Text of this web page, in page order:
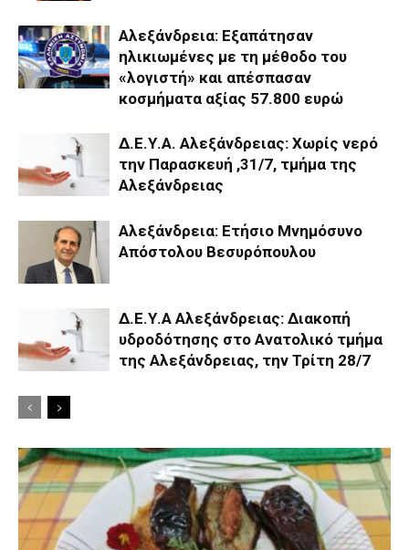
Αλεξάνδρεια: Εξαπάτησαν
ηλικιωμένες με τη μέθοδο του
«λογιστή» και απέσπασαν
κοσμήματα αξίας 57.800 ευρώ
Δ.Ε.Υ.Α. Αλεξάνδρειας: Χωρίς νερό
την Παρασκευή ,31/7, τμήμα της
Αλεξάνδρειας
Αλεξάνδρεια: Ετήσιο Μνημόσυνο
Απόστολου Βεσυρόπουλου
Δ.Ε.Υ.Α Αλεξάνδρειας: Διακοπή
υδροδότησης στο Ανατολικό τμήμα
της Αλεξάνδρειας, την Τρίτη 28/7